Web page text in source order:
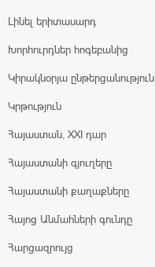
Լինել երիտասարդ
Խորհուրդներ հոգեբանից
Կիրակնօրյա ընթերցանություն
Կրթություն
Հայաստան, XXI դար
Հայաստանի գյուղերը
Հայաստանի քաղաքները
Հայոց Անմահների գունդը
Հարցազրույց